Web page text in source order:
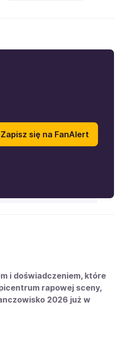
Zapisz się na FanAlert
i doświadczeniem, które
rapowej sceny,
2026 już w